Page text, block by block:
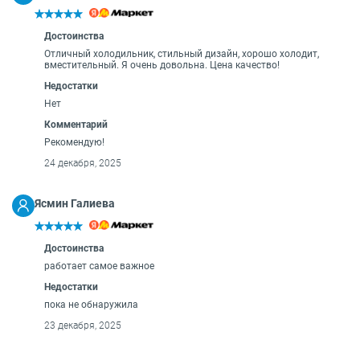
Достоинства
Отличный холодильник, стильный дизайн, хорошо холодит,
вместительный. Я очень довольна. Цена качество!
Недостатки
Нет
Комментарий
Рекомендую!
24 декабря, 2025
Ясмин Галиева
Достоинства
работает самое важное
Недостатки
пока не обнаружила
23 декабря, 2025